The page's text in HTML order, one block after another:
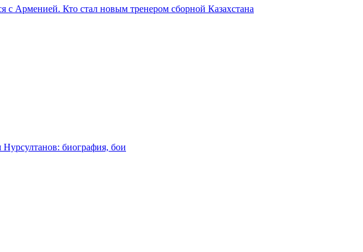
Арменией. Кто стал новым тренером сборной Казахстана
биография, бои